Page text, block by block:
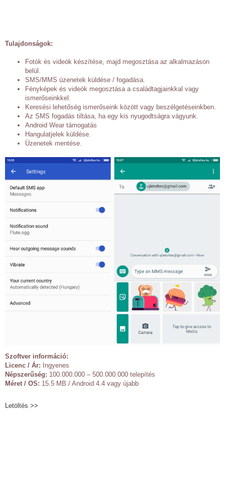
Tulajdonságok:
Fotók és videók készítése, majd megosztása az alkalmazáson
belül.
SMS/MMS üzenetek küldése / fogadása.
Fényképek és videók megosztása a családtagjainkkal vagy
ismerőseinkkel.
Keresési lehetőség ismerőseink között vagy beszélgetéseinkben.
Az SMS fogadás tiltása, ha egy kis nyugodtságra vágyunk.
Android Wear támogatás
Hangulatjelek küldése.
Üzenetek mentése.
Szoftver információ:
Licenc / Ár:
Ingyenes
Népszerűség: 100.000.000 – 500.000.000 telepítés
Méret / OS: 15.5 MB / Android 4.4 vagy újabb
Letöltés >>